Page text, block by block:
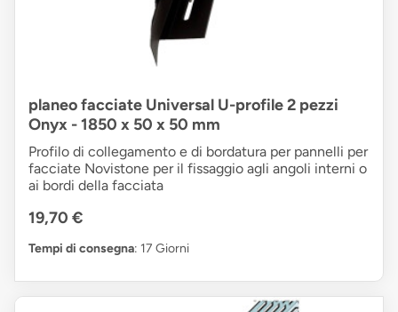
planeo facciate Universal U-profile 2 pezzi
Onyx - 1850 x 50 x 50 mm
Profilo di collegamento e di bordatura per pannelli per
facciate Novistone per il fissaggio agli angoli interni o
ai bordi della facciata
19,70 €
Tempi di consegna: 17 Giorni